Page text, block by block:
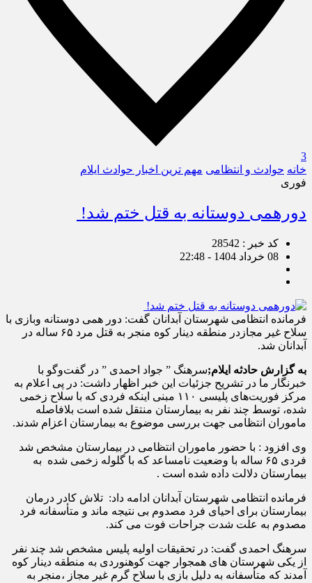
3
خانه حوادث و انتظامی مهم ترین اخبار حوادث ایلام
فوری
دورهمی دوستانه به قتل ختم شد!
کد خبر : 28542
08 خرداد 1404 - 22:48
فرمانده انتظامی شهرستان آبدانان گفت: دور همی دوستانه وبازی با
سلاح غیر مجازدر منطقه دینار کوه منجر به قتل مرد ۶۵ ساله در
آبدانان شد.
به گزارش حادثه ایلام;سرهنگ ” جواد احمدی ” در گفت‌وگو با
خبرنگار ما در تشریح جزئیات این خبر اظهار داشت: در پی اعلام به
مرکز فوریت‌های پلیسی ۱۱۰ مبنی اینکه فردی که با سلاح زخمی
شده، توسط چند نفر به بیمارستان منتقل شده است بلافاصله
ماموران انتظامی جهت بررسی موضوع به بیمارستان اعزام شدند.
وی افزود : با حضور ماموران انتظامی در بیمارستان مشخص شد
فردی ۶۵ ساله با وضعیت نامساعد که با گلوله زخمی شده به
بیمارستان دلالت داده شده است .
فرمانده انتظامی شهرستان آبدانان ادامه داد: تلاش کادر درمان
بیمارستان برای احیای فرد مصدوم بی نتیجه ماند و متأسفانه فرد
مصدوم به علت شدت جراحات فوت می کند.
سرهنگ احمدی گفت: در تحقيقات اوليه پليس مشخص شد چند نفر
از یکی شهرستان های همجوار جهت کوهنوردی به منطقه دینار کوه
آمدند که متأسفانه به دلیل بازی با سلاح گرم غیر مجاز ،منجر به